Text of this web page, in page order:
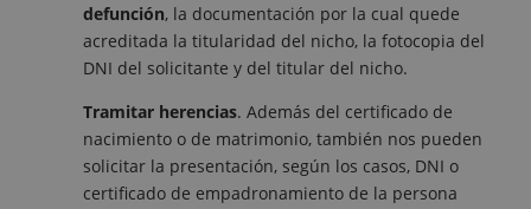
defunción, la documentación por la cual quede
acreditada la titularidad del nicho, la fotocopia del
DNI del solicitante y del titular del nicho.
Tramitar herencias. Además del certificado de
nacimiento o de matrimonio, también nos pueden
solicitar la presentación, según los casos, DNI o
certificado de empadronamiento de la persona